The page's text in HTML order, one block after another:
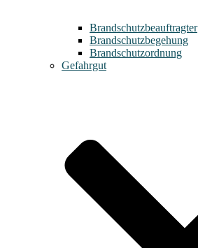
Brandschutzbeauftragter
Brandschutzbegehung
Brandschutzordnung
Gefahrgut